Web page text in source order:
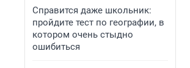
Справится даже школьник:
пройдите тест по географии, в
котором очень стыдно
ошибиться